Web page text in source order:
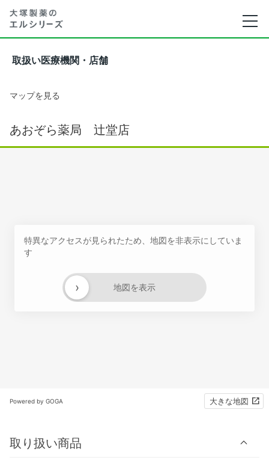
取扱い医療機関・店舗
マップを見る
あおぞら薬局 辻堂店
特異なアクセスが見られたため、地図を非表示にしていま
す
地図を表示
›
Powered by GOGA 大きな地図
取り扱い商品